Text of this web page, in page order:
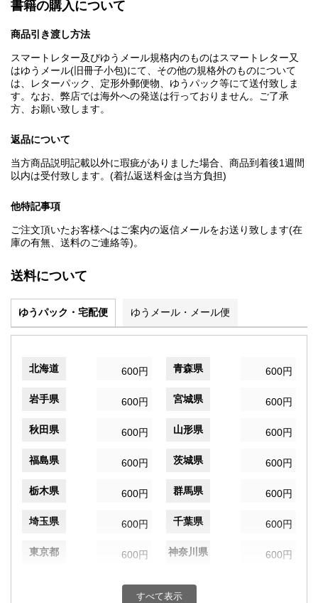
書籍の購入について
商品引き渡し方法
スマートレター及びゆうメール規格内のものはスマートレター又
はゆうメール(旧冊子小包)にて、その他の規格外のものについて
は、レターパック、定形外郵便物、ゆうパック等にて送付致しま
す。なお、弊店では海外への発送は行っておりません。ご了承
方、お願い致します。
返品について
当方商品説明記載以外に瑕疵がありました場合、商品到着後1週間
以内は受付致します。(着払返送料金は当方負担)
他特記事項
ご注文頂いたお客様へはご案内の返信メールをお送り致します(在
庫の有無、送料のご連絡等)。
送料について
ゆうパック・宅配便 ゆうメール・メール便
北海道 600円 青森県 600円
岩手県 600円 宮城県 600円
秋田県 600円 山形県 600円
福島県 600円 茨城県 600円
栃木県 600円 群馬県 600円
埼玉県 600円 千葉県 600円
東京都 600円 神奈川県 600円
600円 富山県
すべて表示